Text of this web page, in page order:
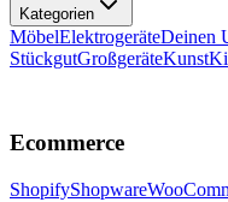
Kategorien
MöbelElektrogeräteDeinen
StückgutGroßgeräteKunst
Ecommerce
ShopifyShopware